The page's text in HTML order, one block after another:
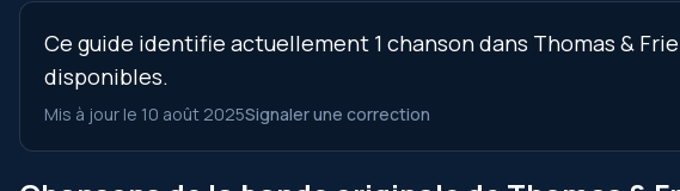
Ce guide identifie actuellement 1 chanson dans Thomas &
disponibles.
Mis à jour le 10 août 2025Signaler une correction